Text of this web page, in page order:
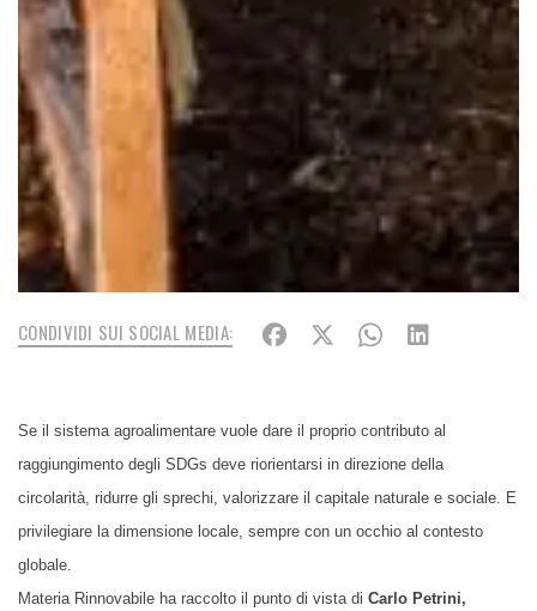
CONDIVIDI SUI SOCIAL MEDIA:
Se il sistema agroalimentare vuole dare il proprio contributo al
raggiungimento degli SDGs deve riorientarsi in direzione della
circolarità, ridurre gli sprechi, valorizzare il capitale naturale e sociale. E
privilegiare la dimensione locale, sempre con un occhio al contesto
globale.
Materia Rinnovabile ha raccolto il punto di vista di Carlo Petrini,